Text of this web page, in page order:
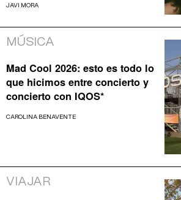
JAVI MORA
MÚSICA
Mad Cool 2026: esto es todo lo
que hicimos entre concierto y
concierto con IQOS*
CAROLINA BENAVENTE
VIAJAR